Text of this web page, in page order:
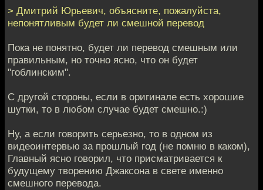
> Дмитрий Юрьевич, объясните, пожалуйста,
непонятливым будет ли смешной перевод
Пока не понятно, будет ли перевод смешным или
правильным, но точно ясно, что он будет
"гоблинским".
С другой стороны, если в оригинале есть хорошие
шутки, то в любом случае будет смешно.:)
Ну, а если говорить серьезно, то в одном из
видеоинтервью за прошлый год (не помню в каком),
Главный ясно говорил, что присматривается к
будущему творению Джаксона в свете именно
смешного перевода.